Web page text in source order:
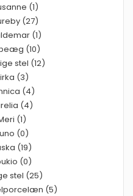
(1)
(27)
(1)
(10)
stel (12)
(3)
(4)
(4)
(1)
(0)
(19)
(0)
stel (25)
(5)